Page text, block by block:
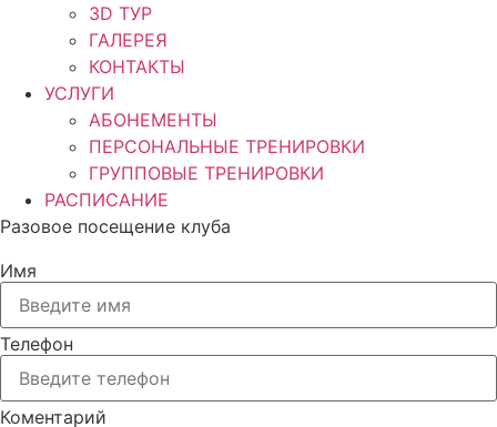
3D ТУР
ГАЛЕРЕЯ
КОНТАКТЫ
УСЛУГИ
АБОНЕМЕНТЫ
ПЕРСОНАЛЬНЫЕ ТРЕНИРОВКИ
ГРУППОВЫЕ ТРЕНИРОВКИ
РАСПИСАНИЕ
Разовое посещение клуба
Имя
Телефон
Коментарий